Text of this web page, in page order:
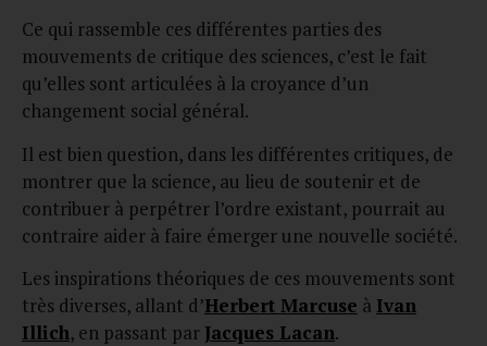
Ce qui rassemble ces différentes parties des
mouvements de critique des sciences, c’est le fait
qu’elles sont articulées à la croyance d’un
changement social général.
Il est bien question, dans les différentes critiques, de
montrer que la science, au lieu de soutenir et de
contribuer à perpétrer l’ordre existant, pourrait au
contraire aider à faire émerger une nouvelle société.
Les inspirations théoriques de ces mouvements sont
très diverses, allant d’Herbert Marcuse à Ivan
Illich, en passant par Jacques Lacan.